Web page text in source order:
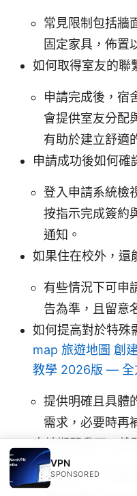
常見限制包括牆
固定家具，佈置
如何取得室友的聯
申請完成後，宿
會提供室友分配
有助於建立舒適
申請成功後如何確
登入申請系統檢
按指示完成簽約
通知。
如果住在校外，還
有些情況下可申
告為準，且留意
如何提高對於特殊
map 旅遊地圖 創
教學 2026版 — 全
提供明確且具體
需求，必要時再
申請期間我可以離
一般可以，但需
VPN
SPONSORED